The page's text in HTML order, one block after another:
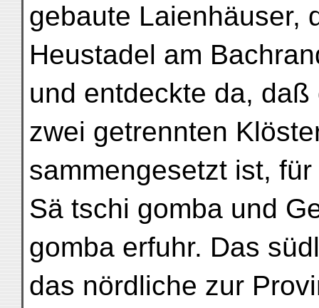
gebaute Laienhäuser,
Heustadel am
und entdeckte da,
zwei getrennten
sammengesetzt ist,
Sä tschi gomba und
gomba erfuhr. Das
das nördliche zur